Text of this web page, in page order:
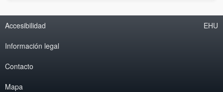
Accesibilidad
Información legal
Contacto
Mapa
EHU